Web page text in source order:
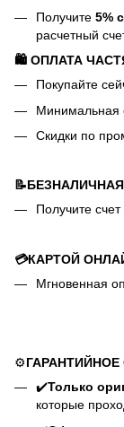
Получите 5%
расчетный
🛍️ ОПЛАТА
Покупайте
Минимальная
Скидки по
Получите
💳КАРТОЙ
Мгновенная
⚙️
✔️Только
которые